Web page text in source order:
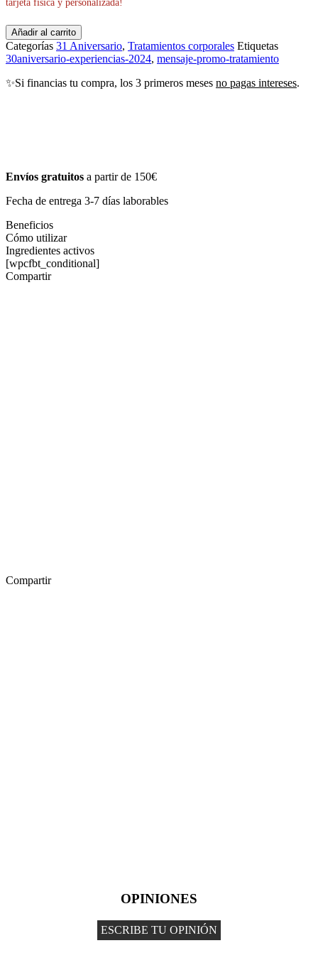
tarjeta física y personalizada!
Añadir al carrito
Categorías 31 Aniversario, Tratamientos corporales Etiquetas
30aniversario-experiencias-2024, mensaje-promo-tratamiento
✨Si financias tu compra, los 3 primeros meses no pagas intereses.
Envíos gratuitos a partir de 150€
Fecha de entrega 3-7 días laborables
Beneficios
Cómo utilizar
Ingredientes activos
[wpcfbt_conditional]
Compartir
Compartir
OPINIONES
ESCRIBE TU OPINIÓN